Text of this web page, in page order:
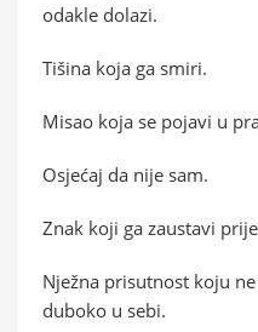
odakle dolazi.
Tišina koja ga smiri.
Misao koja se pojavi u
Osjećaj da nije sam.
Znak koji ga zaustavi
Nježna prisutnost koju
duboko u sebi.